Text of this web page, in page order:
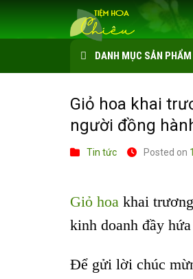
content
DANH MỤC SẢN PHẨM
Giỏ hoa khai
người đồng
Tin tức Posted on
Giỏ hoa khai
kinh doanh đầy hứa
Để gửi lời chúc